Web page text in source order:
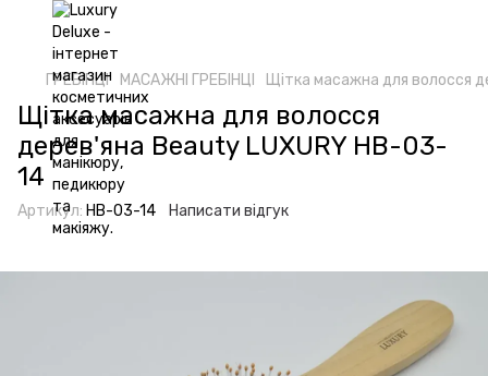
ГРЕБІНЦІ МАСАЖНІ ГРЕБІНЦІ Щітка масажна для волосся
Щітка масажна для волосся
дерев'яна Beauty LUXURY HB-03-
14
Артикул: HB-03-14 Написати відгук